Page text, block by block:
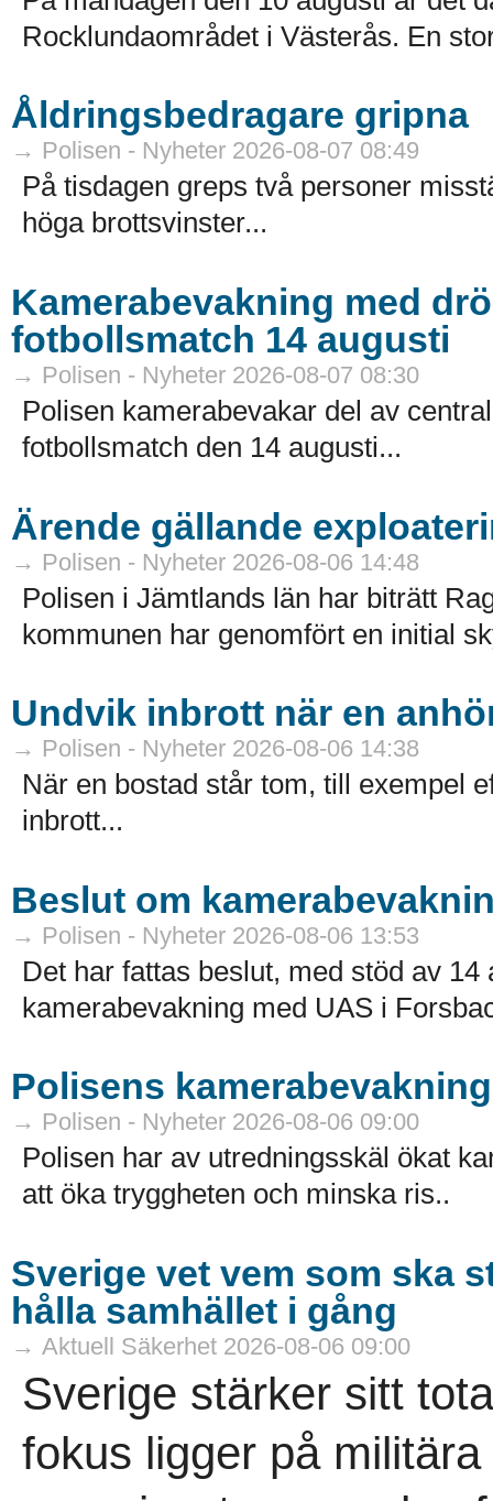
Rocklundaområdet i Västerås. En
Åldringsbedragare gripna
→ Polisen - Nyheter 2026-08-07 08:49
På tisdagen greps två personer
höga brottsvinster...
Kamerabevakning med
fotbollsmatch 14 augusti
→ Polisen - Nyheter 2026-08-07 08:30
Polisen kamerabevakar del av
fotbollsmatch den 14 augusti...
Ärende gällande
→ Polisen - Nyheter 2026-08-06 14:48
Polisen i Jämtlands län har biträtt
kommunen har genomfört en initial
Undvik inbrott när en
→ Polisen - Nyheter 2026-08-06 14:38
När en bostad står tom, till exempel
inbrott...
Beslut om
→ Polisen - Nyheter 2026-08-06 13:53
Det har fattas beslut, med stöd av
kamerabevakning med UAS i
Polisens
→ Polisen - Nyheter 2026-08-06 09:00
Polisen har av utredningsskäl ökat
att öka tryggheten och minska ris..
Sverige vet vem som ska
hålla samhället i gång
→ Aktuell Säkerhet 2026-08-06 09:00
Sverige stärker sitt
fokus ligger på